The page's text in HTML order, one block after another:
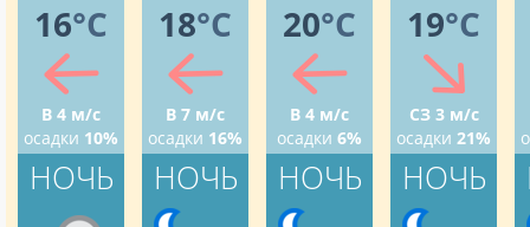
16°C
В 4 м/с
осадки 10%
НОЧЬ
18°C
В 7 м/с
осадки 16%
НОЧЬ
20°C
В 4 м/с
осадки 6%
НОЧЬ
19°C
СЗ 3 м/с
осадки 21%
НОЧЬ